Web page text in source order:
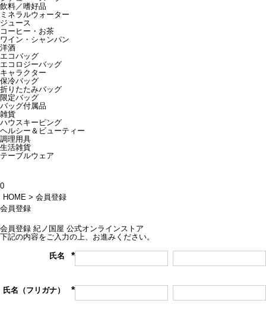
飲料／嗜好品
ミネラルウォーター
ジュース
コーヒー・お茶
ワイン・シャンパン
洋酒
エコバッグ
エコロジーバッグ
キャラクター
保冷バッグ
折りたたみバッグ
限定バッグ
バッグ付属品
雑貨
ハウスキーピング
ヘルシー＆ビューティー
調理用具
生活雑貨
テーブルウェア
0
HOME
会員登録
会員登録
会員登録 紀ノ国屋 公式オンラインストア
下記の内容をご入力の上、お進みください。
氏名
(必
氏名（フリガナ）
(必